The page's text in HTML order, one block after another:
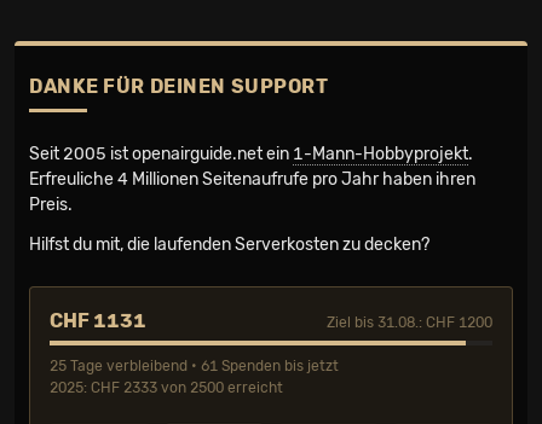
DANKE FÜR DEINEN SUPPORT
Seit 2005 ist openairguide.net ein 1-Mann-Hobbyprojekt.
Erfreuliche 4 Millionen Seiten­aufrufe pro Jahr haben ihren
Preis.
Hilfst du mit, die laufenden Serverkosten zu decken?
CHF 1131 Ziel bis 31.08.: CHF 1200
25 Tage verbleibend • 61 Spenden bis jetzt
2025: CHF 2333 von 2500 erreicht